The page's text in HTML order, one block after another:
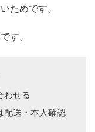
ためです。
す。
わせる
配送・本人確認